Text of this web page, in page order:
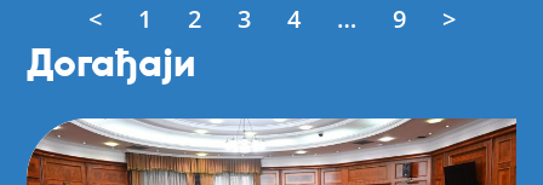
< 1 2 3 4 … 9 >
Догађаји